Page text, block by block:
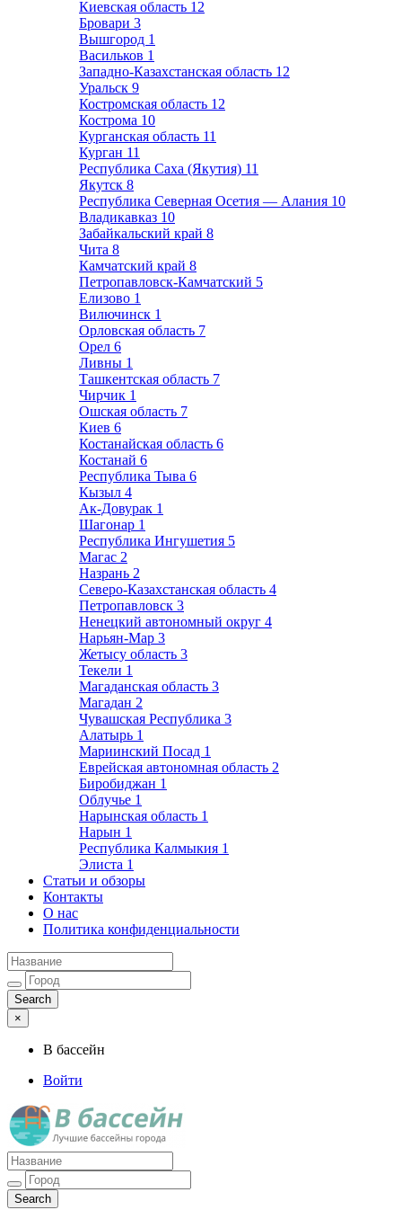
Киевская область 12
Бровари 3
Вышгород 1
Васильков 1
Западно-Казахстанская область 12
Уральск 9
Костромская область 12
Кострома 10
Курганская область 11
Курган 11
Республика Саха (Якутия) 11
Якутск 8
Республика Северная Осетия — Алания 10
Владикавказ 10
Забайкальский край 8
Чита 8
Камчатский край 8
Петропавловск-Камчатский 5
Елизово 1
Вилючинск 1
Орловская область 7
Орел 6
Ливны 1
Ташкентская область 7
Чирчик 1
Ошская область 7
Киев 6
Костанайская область 6
Костанай 6
Республика Тыва 6
Кызыл 4
Ак-Довурак 1
Шагонар 1
Республика Ингушетия 5
Магас 2
Назрань 2
Северо-Казахстанская область 4
Петропавловск 3
Ненецкий автономный округ 4
Нарьян-Мар 3
Жетысу область 3
Текели 1
Магаданская область 3
Магадан 2
Чувашская Республика 3
Алатырь 1
Мариинский Посад 1
Еврейская автономная область 2
Биробиджан 1
Облучье 1
Нарынская область 1
Нарын 1
Республика Калмыкия 1
Элиста 1
Статьи и обзоры
Контакты
О нас
Политика конфиденциальности
×
В бассейн
Войти
Лучшие бассейны города